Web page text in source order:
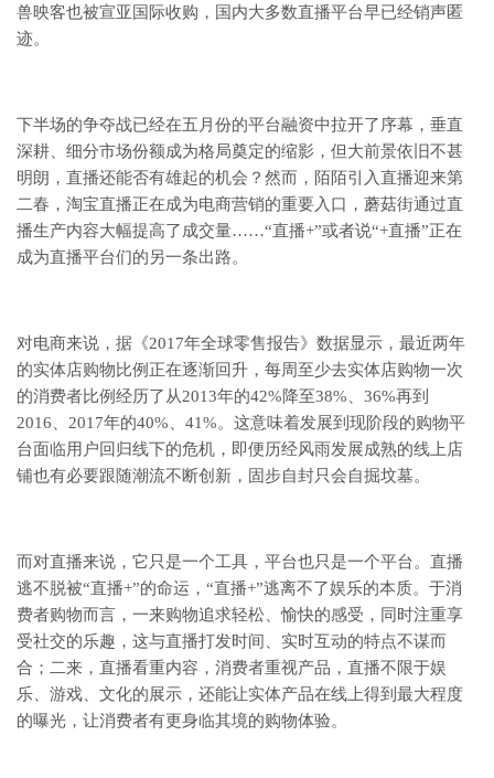
兽映客也被宣亚国际收购，国内大多数直播平台早已经销声匿
迹。
下半场的争夺战已经在五月份的平台融资中拉开了序幕，垂直
深耕、细分市场份额成为格局奠定的缩影，但大前景依旧不甚
明朗，直播还能否有雄起的机会？然而，陌陌引入直播迎来第
二春，淘宝直播正在成为电商营销的重要入口，蘑菇街通过直
播生产内容大幅提高了成交量……“直播+”或者说“+直播”正在
成为直播平台们的另一条出路。
对电商来说，据《2017年全球零售报告》数据显示，最近两年
的实体店购物比例正在逐渐回升，每周至少去实体店购物一次
的消费者比例经历了从2013年的42%降至38%、36%再到
2016、2017年的40%、41%。这意味着发展到现阶段的购物平
台面临用户回归线下的危机，即便历经风雨发展成熟的线上店
铺也有必要跟随潮流不断创新，固步自封只会自掘坟墓。
而对直播来说，它只是一个工具，平台也只是一个平台。直播
逃不脱被“直播+”的命运，“直播+”逃离不了娱乐的本质。于消
费者购物而言，一来购物追求轻松、愉快的感受，同时注重享
受社交的乐趣，这与直播打发时间、实时互动的特点不谋而
合；二来，直播看重内容，消费者重视产品，直播不限于娱
乐、游戏、文化的展示，还能让实体产品在线上得到最大程度
的曝光，让消费者有更身临其境的购物体验。